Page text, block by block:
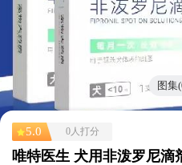
图集
5.0 0人打分
唯特医生 犬用非泼罗尼滴